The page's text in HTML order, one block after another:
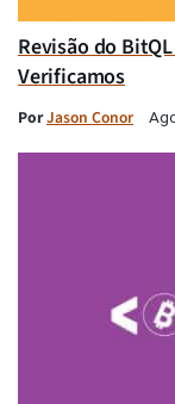
Revisão do
Verificamos
PorJason Conor